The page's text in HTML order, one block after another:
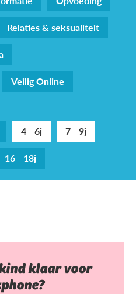
Relaties & seksualiteit
Veilig Online
4 - 6j
7 - 9j
16 - 18j
klaar voor